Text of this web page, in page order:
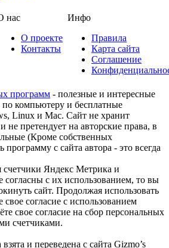
нас
О проекте
Контакты
Инфо
Правила
Карта сайта
Соглашение
программ - полезные и интересные
по компьютеру и бесплатные
Linux и Mac. Сайт не хранит
не претендует на авторские права, в
(Кроме собственных
программу с сайта автора - это всегда
счетчики Яндекс Метрика и
с их использованием, то вы
сайт. Продолжая использовать
свое согласие с использованием
свое согласие на сбор персональных
счетчиками.
и переведена с сайта Gizmo’s